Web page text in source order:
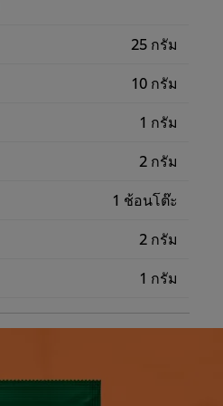
25 กรัม
10 กรัม
1 กรัม
2 กรัม
1 ช้อนโต๊ะ
2 กรัม
1 กรัม